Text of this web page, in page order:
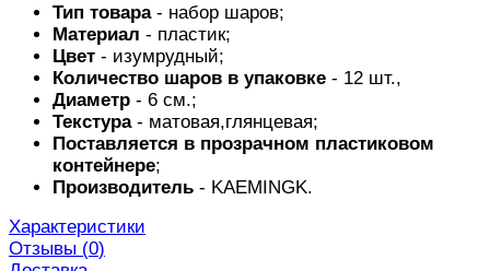
Тип товара- набор шаров;
Материал - пластик;
Цвет - изумрудный;
Количество шаров в упаковке - 12 шт.,
Диаметр - 6 см.;
Текстура- матовая,глянцевая;
Поставляется в прозрачном пластиковом
контейнере;
Производитель - KAEMINGK.
Характеристики
Отзывы (0)